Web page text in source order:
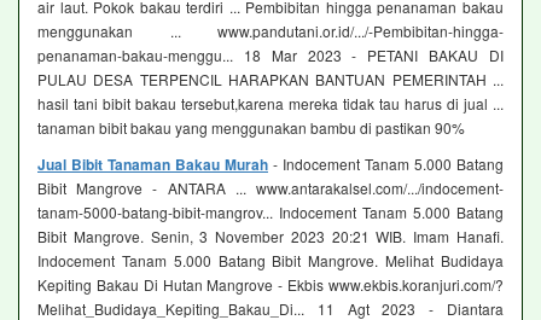
air laut. Pokok bakau terdiri ... Pembibitan hingga penanaman bakau
menggunakan ... www.pandutani.or.id/.../-Pembibitan-hingga-
penanaman-bakau-menggu... 18 Mar 2023 - PETANI BAKAU DI
PULAU DESA TERPENCIL HARAPKAN BANTUAN PEMERINTAH ...
hasil tani bibit bakau tersebut,karena mereka tidak tau harus di jual ...
tanaman bibit bakau yang menggunakan bambu di pastikan 90%
Jual Bibit Tanaman Bakau Murah - Indocement Tanam 5.000 Batang
Bibit Mangrove - ANTARA ... www.antarakalsel.com/.../indocement-
tanam-5000-batang-bibit-mangrov... Indocement Tanam 5.000 Batang
Bibit Mangrove. Senin, 3 November 2023 20:21 WIB. Imam Hanafi.
Indocement Tanam 5.000 Batang Bibit Mangrove. Melihat Budidaya
Kepiting Bakau Di Hutan Mangrove - Ekbis www.ekbis.koranjuri.com/?
Melihat_Budidaya_Kepiting_Bakau_Di... 11 Agt 2023 - Diantara